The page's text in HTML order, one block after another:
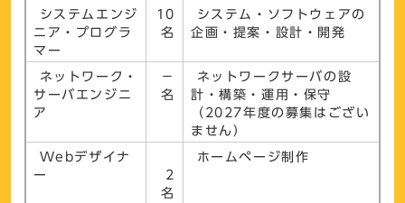
システムエンジ
ニア・プログラ
マー
10
名
システム・ソフトウェアの
企画・提案・設計・開発
ネットワーク・
サーバエンジニ
ア
－
名
ネットワークサーバの設
計・構築・運用・保守
（2027年度の募集はござい
ません）
Webデザイナ
ー
2
名
ホームページ制作